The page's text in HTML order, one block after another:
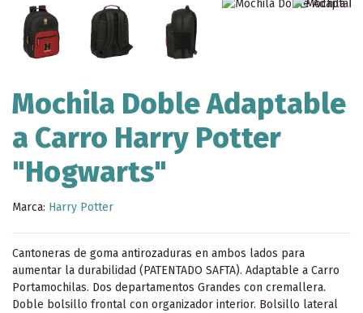
Mochila Doble Adaptable
a Carro Harry Potter
"Hogwarts"
Marca: Harry Potter
Cantoneras de goma antirozaduras en ambos lados para
aumentar la durabilidad (PATENTADO SAFTA). Adaptable a Carro
Portamochilas. Dos departamentos Grandes con cremallera.
Doble bolsillo frontal con organizador interior. Bolsillo lateral